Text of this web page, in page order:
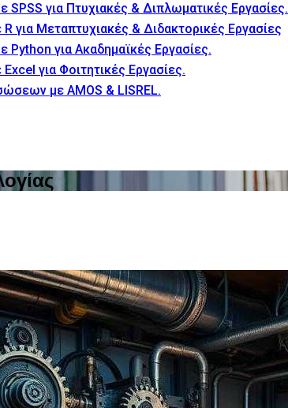
για Πτυχιακές & Διπλωματικές Εργασίες.
για Μεταπτυχιακές & Διδακτορικές Εργασίες
για Ακαδημαϊκές Εργασίες.
για Φοιτητικές Εργασίες.
με AMOS & LISREL.